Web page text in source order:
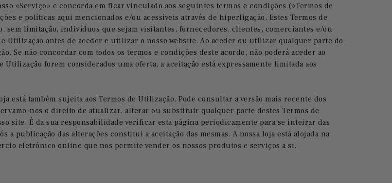
«Serviço» e concorda em ficar vinculado aos seguintes termos e condições («Termos de
e políticas aqui mencionados e/ou acessíveis através de hiperligação. Estes Termos de
limitação, indivíduos que sejam visitantes, fornecedores, clientes, comerciantes e/ou
Utilização antes de aceder e utilizar o nosso website. Ao aceder ou utilizar qualquer parte do
Se não concordar com todos os termos e condições deste acordo, não poderá aceder ao
forem considerados uma oferta, a aceitação está expressamente limitada aos
está também sujeita aos Termos de Utilização. Pode consultar a versão mais recente dos
nos o direito de atualizar, alterar ou substituir qualquer parte destes Termos de
site. É da sua responsabilidade verificar esta página periodicamente para se inteirar das
a publicação das alterações constitui a aceitação das mesmas. A nossa loja está alojada na
eletrónico online que nos permite vender os nossos produtos e serviços a si.